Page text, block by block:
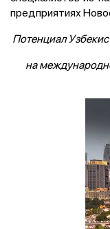
предприятиях
Потенциал
на